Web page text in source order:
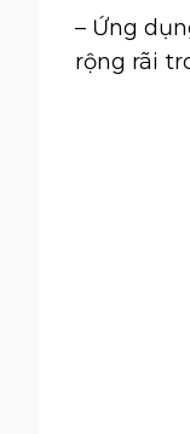
– Ứng
rộng rãi